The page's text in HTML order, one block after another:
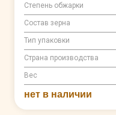
Степень обжарки
Состав зерна
Тип упаковки
Страна производства
Вес
нет в наличии